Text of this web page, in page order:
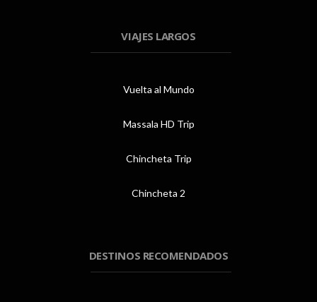
VIAJES LARGOS
Vuelta al Mundo
Massala HD Trip
Chincheta Trip
Chincheta 2
DESTINOS RECOMENDADOS